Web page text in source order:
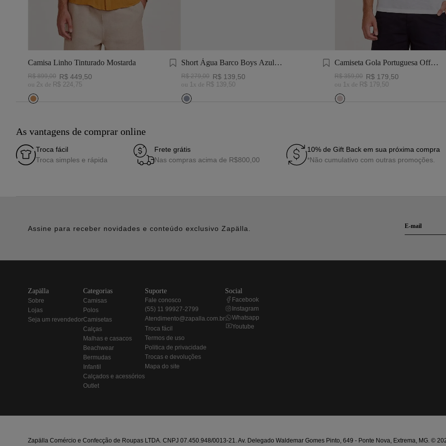
Camisa Linho Tinturado Mostarda
R$ 899,00 R$ 449 50
ou 2x de R$ 224, 75
Short Água Barco Boys Azul
Marinho e Branco
R$ 279,00 R$ 139 50
ou 1x de R$ 139, 50
Camiseta Gola Portuguesa Off
White
R$ 359,00 R$ 179 50
ou 1x de R$ 179, 50
As vantagens de comprar online
Troca fácil
Troca simples e rápida
Frete grátis
Nas compras acima de R$800,00
10% de Gift Back em sua próxima compra
*Não cumulativo com outras promoções.
Assine para receber novidades e conteúdo exclusivo Zapälla.
zapälla
sobre
lojas
seja um revendedor
categorias
camisas
polos
camisetas
calças
malhas e casacos
beachwear
bermudas
infantil
calçados e acessórios
outlet
suporte
fale conosco
(55) 11 99927-2799
atendimento@zapalla.com.br
troca fácil
termos de uso
politica de privacidade
trocas e devoluções
mapa do site
social
Facebook
Instagram
Whatsapp
Youtube
Zapälla Comércio e Confecção de Roupas LTDA. CNPJ 07.450.948/0013-21. Av. Delegado Waldemar Gomes Pinto, 649 - Ponte Nova, Extrema, MG. ©